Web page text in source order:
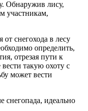
Обнаружив лису,
участникам,
снегохода в лесу
определить,
отрезая пути к
вести такую охоту с
может вести
снегопада, идеально